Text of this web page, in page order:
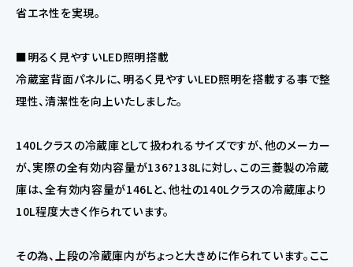
省エネ性を実現。
■明るく見やすいLED照明搭載
冷蔵室背面パネルに、明るく見やすいLED照明を搭載する事で整
理性、清潔性を向上いたしました。
140Lクラスの冷蔵庫として扱われるサイズですが、他のメーカー
が、実際の全有効内容量が136?138Lに対し、この三菱製の冷蔵
庫は、全有効内容量が146Lと、他社の140Lクラスの冷蔵庫より
10L程度大きく作られています。
その為、上段の冷蔵庫内がちょっと大きめに作られています。ここ